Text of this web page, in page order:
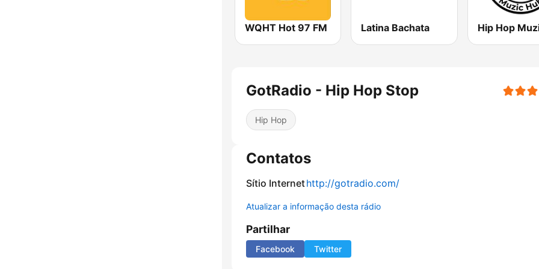
WQHT Hot 97 FM Latina Bachata
GotRadio - Hip Hop Stop
Hip Hop
Contatos
Sítio Internethttp://gotradio.com/
Atualizar a informação desta rádio
Partilhar
Facebook Twitter